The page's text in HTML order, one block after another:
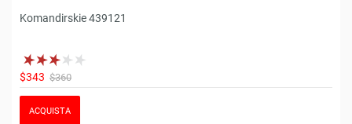
Komandirskie 439121
$343 $360
ACQUISTA